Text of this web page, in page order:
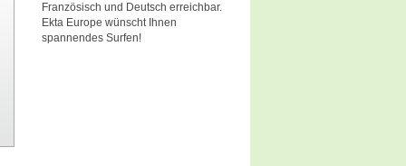
Französisch und Deutsch erreichbar.
Ekta Europe wünscht Ihnen
spannendes Surfen!